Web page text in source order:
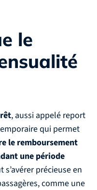
le
, aussi appelé report
qui permet
le remboursement
une période
précieuse en
comme une